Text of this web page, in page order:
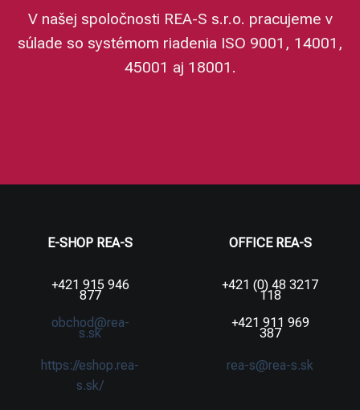
V našej spoločnosti REA-S s.r.o. pracujeme v
súlade so systémom riadenia ISO 9001, 14001,
45001 aj 18001.
E-SHOP REA-S
+421 915 946
877
obchod@rea-
s.sk
https://eshop.rea-
s.sk/
OFFICE REA-S
+421 (0) 48 3217
118
+421 911 969
387
rea-s@rea-s.sk